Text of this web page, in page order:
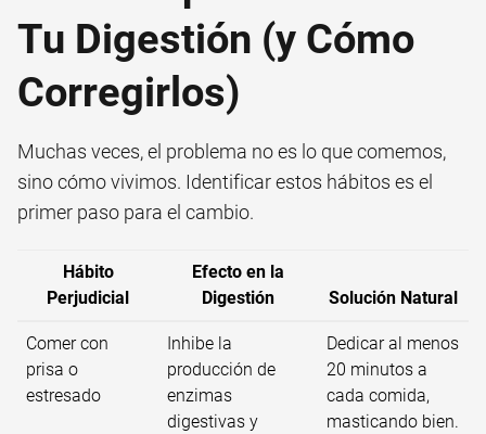
Tu Digestión (y Cómo
Corregirlos)
Muchas veces, el problema no es lo que comemos,
sino cómo vivimos. Identificar estos hábitos es el
primer paso para el cambio.
Hábito
Perjudicial
Efecto en la
Digestión
Solución Natural
Comer con
prisa o
estresado
Inhibe la
producción de
enzimas
digestivas y
Dedicar al menos
20 minutos a
cada comida,
masticando bien.